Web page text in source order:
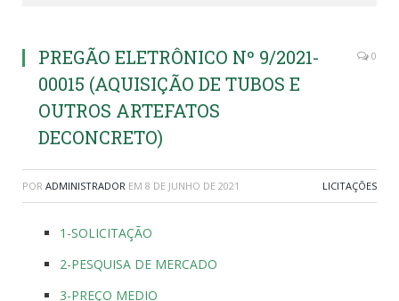
PREGÃO ELETRÔNICO Nº 9/2021-
00015 (AQUISIÇÃO DE TUBOS E
OUTROS ARTEFATOS
DECONCRETO)
0
POR ADMINISTRADOR EM 8 DE JUNHO DE 2021 LICITAÇÕES
1-SOLICITAÇÃO
2-PESQUISA DE MERCADO
3-PREÇO MEDIO